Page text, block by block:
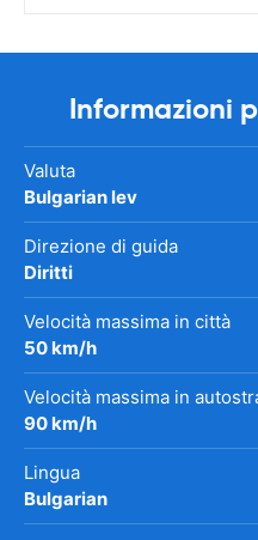
Informazioni
Valuta
Bulgarian lev
Direzione di guida
Diritti
Velocità massima in città
50 km/h
Velocità massima in
90 km/h
Lingua
Bulgarian